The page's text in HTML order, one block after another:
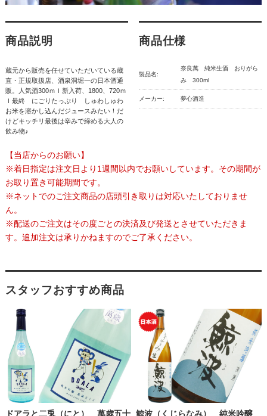
商品説明
蔵元から販売を任せていただいている蔵
直・正規取扱店、酒泉洞堀一の日本酒通
販。人気酒300ｍｌ新入荷、1800、720ｍ
ｌ最終 にごりたっぷり しゅわしゅわ
お米を溶かし込んだジュースみたい！だ
けどキッチリ最後は辛みで締める大人の
飲み物♪
商品仕様
製品名:
奈良萬 純米生酒 おりがら
み 300ml
メーカー: 夢心酒造
【当店からのお願い】
※着日指定は注文日より1週間以内でお願いしています。その期間が
お取り置き可能期間です。
※ネットでのご注文商品の店頭引き取りは対応いたしておりませ
ん。
※配送のご注文はその度ごとの決済及び発送とさせていただきま
す。追加注文は承りかねますのでご了承ください。
スタッフおすすめ商品
ドアラと二兎（にと） 萬歳五十 鯨波（くじらなみ） 純米吟醸